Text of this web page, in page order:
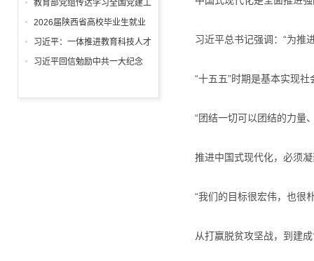
习近平总书记强调：“为推进
“十五五”时期是基本实现社
“团结一切可以团结的力量、
推进中国式现代化，必须凝
“我们的目标很宏伟，也很朴
从打赢脱贫攻坚战，到建成
教育部党组传达学习全国党建工
作座谈会精神，研究部署学习宣
传贯彻习近平党建思想工作
2026届陕西省高校毕业生就业
工作“百日冲刺”推进会召开
习近平：一体推进教育科技人才
发展
习近平回信勉励中共一大纪念
巾讲解员：传承红色基因增长知